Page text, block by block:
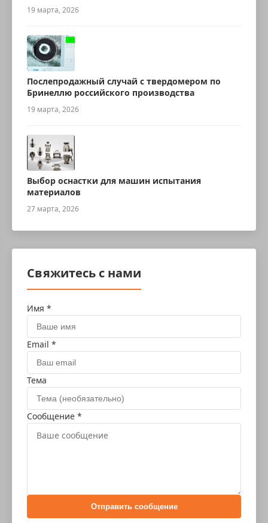
ультразвуковой робот для измерения
толщины
19 марта, 2026
Послепродажный случай с твердомером по
Бринеллю российского производства
19 марта, 2026
Выбор оснастки для машин испытания
материалов
27 марта, 2026
Свяжитесь с нами
Имя *
Email *
Тема
Сообщение *
Отправить сообщение